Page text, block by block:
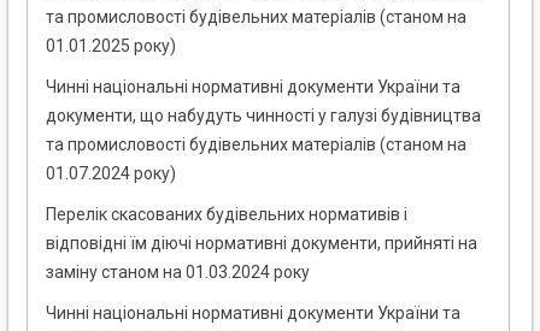
та промисловості будівельних матеріалів (станом на
01.01.2025 року)
Чинні національні нормативні документи України та
документи, що набудуть чинності у галузі будівництва
та промисловості будівельних матеріалів (станом на
01.07.2024 року)
Перелік скасованих будівельних нормативів і
відповідні їм діючі нормативні документи, прийняті на
заміну станом на 01.03.2024 року
Чинні національні нормативні документи України та